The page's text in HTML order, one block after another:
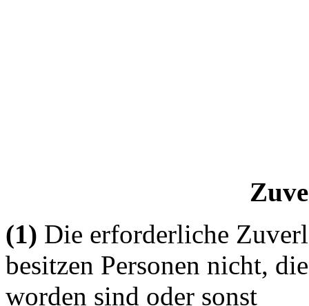
(1) Die erforderliche
besitzen Personen nicht,
worden sind oder sonst